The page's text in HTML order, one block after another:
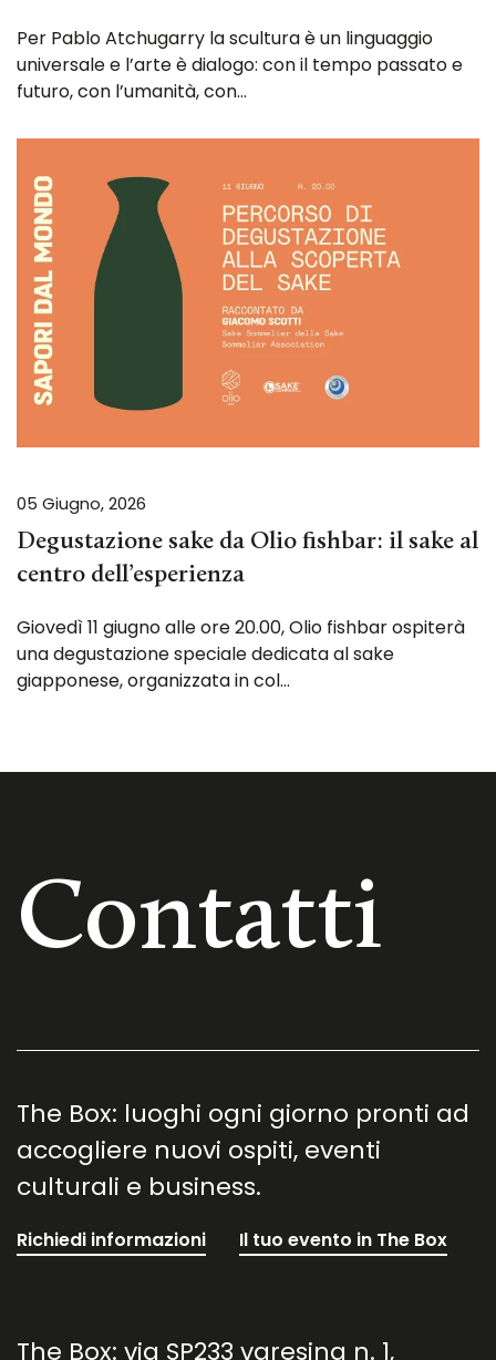
Per Pablo Atchugarry la scultura è un linguaggio
universale e l’arte è dialogo: con il tempo passato e
futuro, con l’umanità, con…
05 Giugno, 2026
Degustazione sake da Olio fishbar: il sake al
centro dell’esperienza
Giovedì 11 giugno alle ore 20.00, Olio fishbar ospiterà
una degustazione speciale dedicata al sake
giapponese, organizzata in col…
Contatti
The Box: luoghi ogni giorno pronti ad
accogliere nuovi ospiti, eventi
culturali e business.
Richiedi informazioni Il tuo evento in The Box
The Box: via SP233 varesina n. 1,